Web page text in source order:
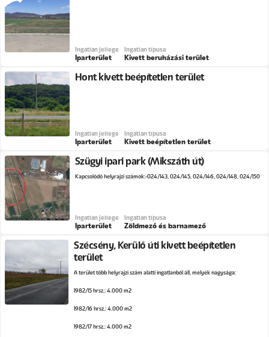
Ingatlan jellege
Iparterület
Ingatlan típusa
Kivett beruházási terület
Hont kivett beépítetlen terület
Ingatlan jellege
Iparterület
Ingatlan típusa
Kivett beépítetlen terület
Szügyi ipari park (Mikszáth út)
Kapcsolódó helyrajzi számok: 024/143, 024/145, 024/146, 024/148, 024/150
Ingatlan jellege
Iparterület
Ingatlan típusa
Zöldmező és barnamező
Szécsény, Kerülő úti kivett beépítetlen
terület
A terület több helyrajzi szám alatti ingatlanból áll, melyek nagysága:
1982/15 hrsz.: 4.000 m2
1982/16 hrsz.: 4.000 m2
1982/17 hrsz.: 4.000 m2